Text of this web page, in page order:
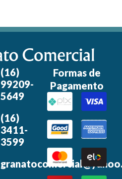
(16)
99209-
5649
(16)
3411-
3599
Formas de
Pagamento